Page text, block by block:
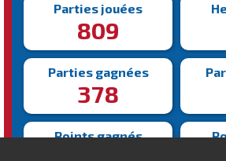
Parties jouées
809
Parties gagnées
378
Points gagnés